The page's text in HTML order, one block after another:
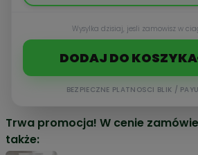
Wysylka dzisiaj, jesli zamowisz w
DODAJ DO KOSZYKA
BEZPIECZNE PLATNOSCI BLIK /
Trwa promocja! W cenie
także: